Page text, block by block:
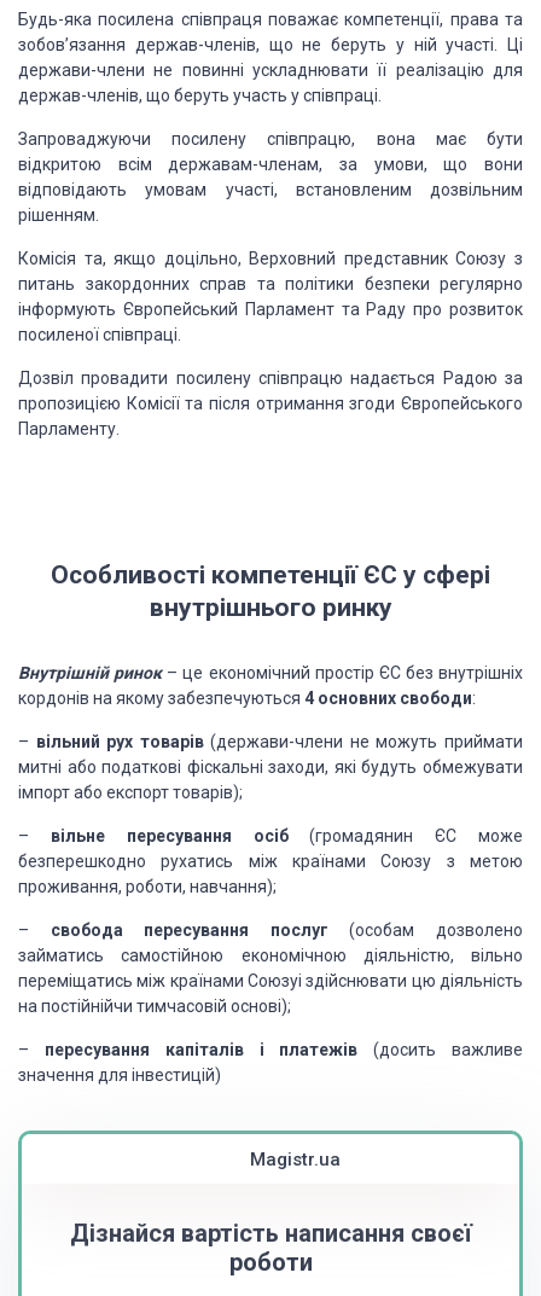
Будь-яка посилена співпраця поважає компетенції, права та
зобов’язання держав-членів, що не беруть у ній участі. Ці
держави-члени не повинні ускладнювати її реалізацію для
держав-членів, що беруть участь у співпраці.
Запроваджуючи посилену співпрацю, вона має бути
відкритою всім державам-членам, за умови, що вони
відповідають умовам участі, встановленим дозвільним
рішенням.
Комісія та, якщо доцільно, Верховний представник Союзу з
питань закордонних справ та політики безпеки регулярно
інформують Європейський Парламент та Раду про розвиток
посиленої співпраці.
Дозвіл провадити посилену співпрацю надається Радою за
пропозицією Комісії та після отримання згоди Європейського
Парламенту.
Особливості компетенції ЄС у сфері
внутрішнього ринку
Внутрішній ринок – це економічний простір ЄС без внутрішніх
кордонів на якому забезпечуються 4 основних свободи:
– вільний рух товарів(держави-члени не можуть приймати
митні або податкові фіскальні заходи, які будуть обмежувати
імпорт або експорт товарів);
– вільне пересування осіб(громадянин ЄС може
безперешкодно рухатись між країнами Союзу з метою
проживання, роботи, навчання);
– свобода пересування послуг (особам дозволено
займатись самостійною економічною діяльністю, вільно
переміщатись між країнами Союзуі здійснювати цю діяльність
на постійнійчи тимчасовій основі);
– пересування капіталів і платежів (досить важливе
значення для інвестицій)
Magistr.ua
Дізнайся вартість написання своєї
роботи